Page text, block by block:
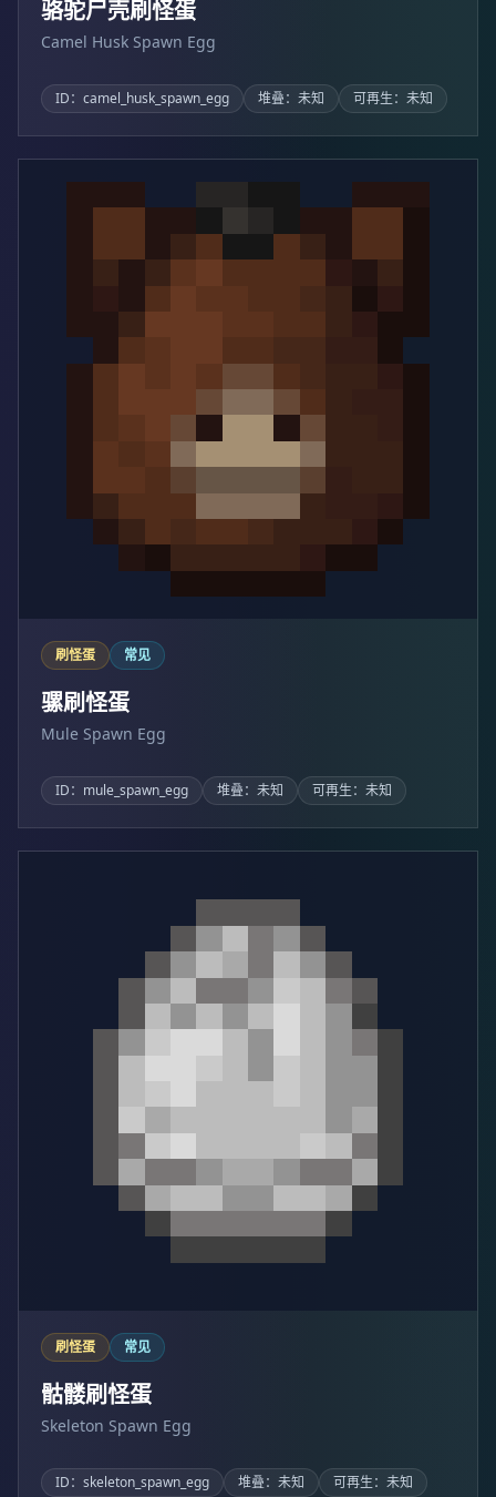
骆驼尸壳刷怪蛋
Camel Husk Spawn Egg
ID：camel_husk_spawn_egg 堆叠：未知 可再生：未知
刷怪蛋 常见
骡刷怪蛋
Mule Spawn Egg
ID：mule_spawn_egg 堆叠：未知 可再生：未知
刷怪蛋 常见
骷髅刷怪蛋
Skeleton Spawn Egg
ID：skeleton_spawn_egg 堆叠：未知 可再生：未知